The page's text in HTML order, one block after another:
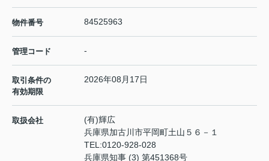
物件番号 84525963
管理コード -
取引条件の
有効期限
2026年08月17日
取扱会社
(有)輝広
兵庫県加古川市平岡町土山５６－１
TEL:0120-928-028
兵庫県知事 (3) 第451368号